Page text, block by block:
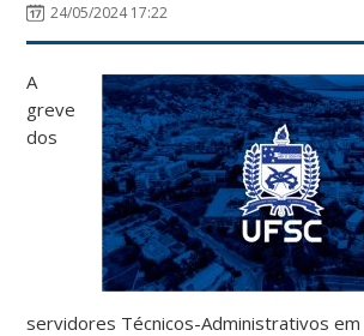
24/05/2024 17:22
A
greve
dos
servidores Técnicos-Administrativos em